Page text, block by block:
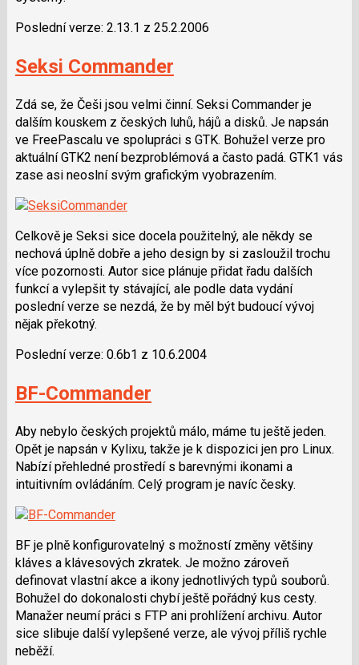
Poslední verze: 2.13.1 z 25.2.2006
Seksi Commander
Zdá se, že Češi jsou velmi činní. Seksi Commander je
dalším kouskem z českých luhů, hájů a disků. Je napsán
ve FreePascalu ve spolupráci s GTK. Bohužel verze pro
aktuální GTK2 není bezproblémová a často padá. GTK1 vás
zase asi neoslní svým grafickým vyobrazením.
Celkově je Seksi sice docela použitelný, ale někdy se
nechová úplně dobře a jeho design by si zasloužil trochu
více pozornosti. Autor sice plánuje přidat řadu dalších
funkcí a vylepšit ty stávající, ale podle data vydání
poslední verze se nezdá, že by měl být budoucí vývoj
nějak překotný.
Poslední verze: 0.6b1 z 10.6.2004
BF-Commander
Aby nebylo českých projektů málo, máme tu ještě jeden.
Opět je napsán v Kylixu, takže je k dispozici jen pro Linux.
Nabízí přehledné prostředí s barevnými ikonami a
intuitivním ovládáním. Celý program je navíc česky.
BF je plně konfigurovatelný s možností změny většiny
kláves a klávesových zkratek. Je možno zároveň
definovat vlastní akce a ikony jednotlivých typů souborů.
Bohužel do dokonalosti chybí ještě pořádný kus cesty.
Manažer neumí práci s FTP ani prohlížení archivu. Autor
sice slibuje další vylepšené verze, ale vývoj příliš rychle
neběží.